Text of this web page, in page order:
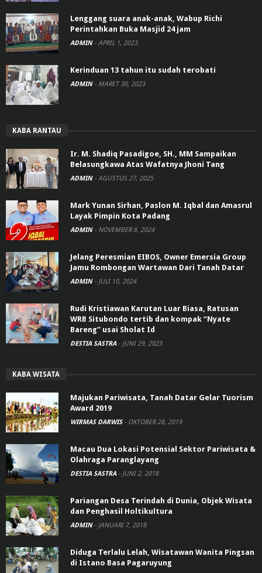
Lenggang suara anak-anak, Wabup Richi
Perintahkan Buka Masjid 24 jam
ADMIN - APRIL 1, 2023
Kerinduan 13 tahun itu sudah terobati
ADMIN - MARET 30, 2023
KABA RANTAU
Ir. M. Shadiq Pasadigoe, SH., MM Sampaikan
Belasungkawa Atas Wafatnya Jhoni Tang
ADMIN - AGUSTUS 27, 2025
Mark Yunan Sirhan, Paslon M. Iqbal dan Amasrul
Layak Pimpin Kota Padang
ADMIN - NOVEMBER 8, 2024
Jelang Peresmian EIBOS, Owner Emersia Group
Jamu Rombongan Wartawan Dari Tanah Datar
ADMIN - JULI 10, 2024
Rudi Kristiawan Karutan Luar Biasa, Ratusan
WRB Situbondo tertib dan kompak “Nyate
Bareng” usai Sholat Id
DESTIA SASTRA - JUNI 29, 2023
KABA WISATA
Majukan Pariwisata, Tanah Datar Gelar Tuorism
Award 2019
WIRMAS DARWIS - OKTOBER 28, 2019
Macau Dua Lokasi Potensial Sektor Pariwisata &
Olahraga Paranglayang
DESTIA SASTRA - JUNI 2, 2018
Pariangan Desa Terindah di Dunia, Objek Wisata
dan Penghasil Holtikultura
ADMIN - JANUARI 7, 2018
Diduga Terlalu Lelah, Wisatawan Wanita Pingsan
di Istano Basa Pagaruyung